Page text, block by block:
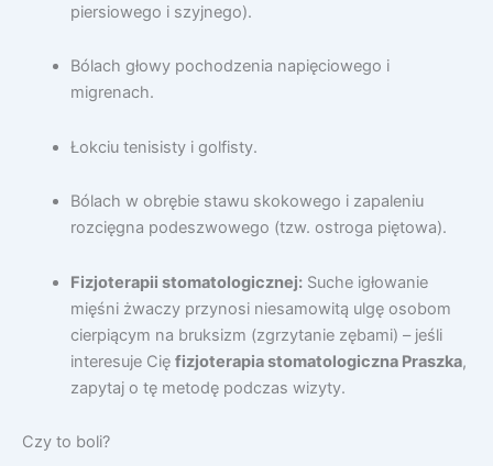
piersiowego i szyjnego).
Bólach głowy pochodzenia napięciowego i
migrenach.
Łokciu tenisisty i golfisty.
Bólach w obrębie stawu skokowego i zapaleniu
rozcięgna podeszwowego (tzw. ostroga piętowa).
Fizjoterapii stomatologicznej:Suche igłowanie
mięśni żwaczy przynosi niesamowitą ulgę osobom
cierpiącym na bruksizm (zgrzytanie zębami) – jeśli
interesuje Cię fizjoterapia stomatologiczna Praszka,
zapytaj o tę metodę podczas wizyty.
Czy to boli?